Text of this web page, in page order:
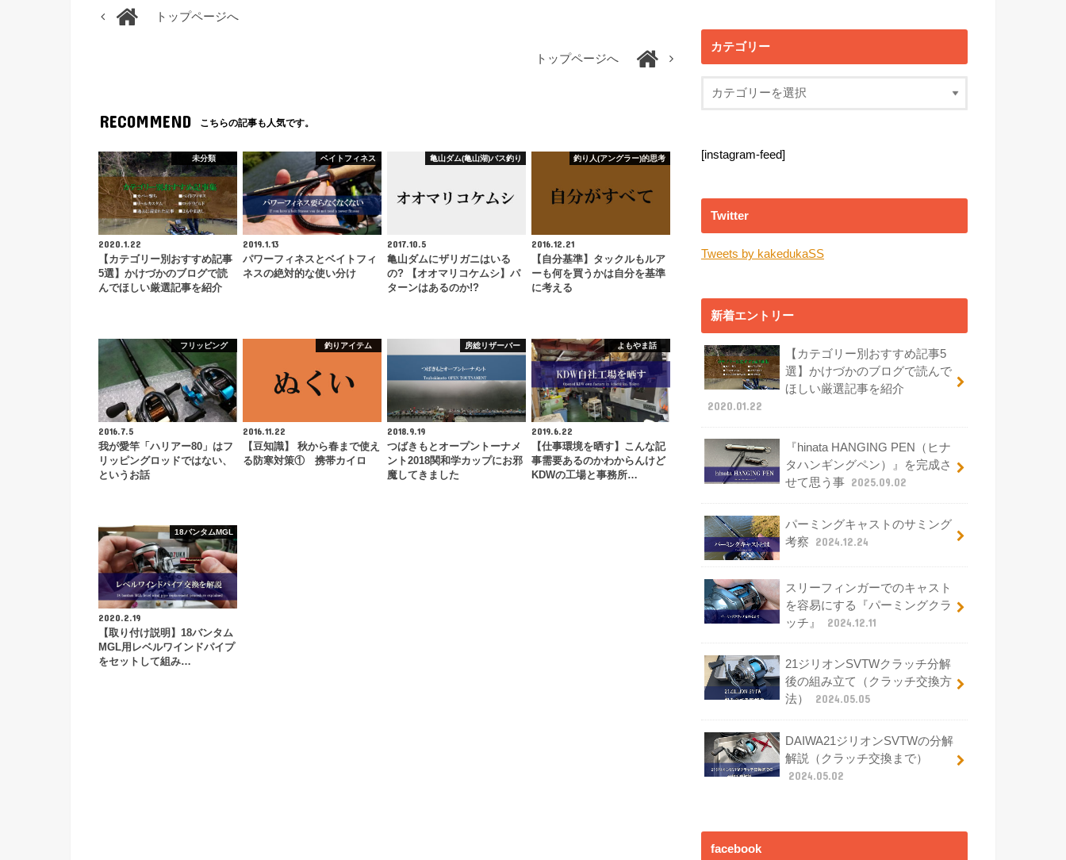
トップページへ
トップページへ
RECOMMEND こちらの記事も人気です。
未分類
2020.1.22
【カテゴリー別おすすめ記事
5選】かけづかのブログで読
んでほしい厳選記事を紹介
ベイトフィネス
2019.1.13
パワーフィネスとベイトフィ
ネスの絶対的な使い分け
亀山ダム(亀山湖)バス釣り
2017.10.5
亀山ダムにザリガニはいる
の? 【オオマリコケムシ】パ
ターンはあるのか!?
釣り人(アングラー)的思考
2016.12.21
【自分基準】タックルもルア
ーも何を買うかは自分を基準
に考える
フリッピング
2016.7.5
我が愛竿「ハリアー80」はフ
リッピングロッドではない、
というお話
釣りアイテム
2016.11.22
【豆知識】 秋から春まで使え
る防寒対策① 携帯カイロ
房総リザーバー
2018.9.19
つばきもとオープントーナメ
ント2018関和学カップにお邪
魔してきました
よもやま話
2019.6.22
【仕事環境を晒す】こんな記
事需要あるのかわからんけど
KDWの工場と事務所…
18バンタムMGL
2020.2.19
【取り付け説明】18バンタム
MGL用レベルワインドパイプ
をセットして組み…
カテゴリー
[instagram-feed]
Twitter
Tweets by kakedukaSS
新着エントリー
【カテゴリー別おすすめ記事5
選】かけづかのブログで読んで
ほしい厳選記事を紹介
2020.01.22
『hinata HANGING PEN（ヒナ
タハンギングペン）』を完成さ
せて思う事 2025.09.02
パーミングキャストのサミング
考察
2024.12.24
スリーフィンガーでのキャスト
を容易にする『パーミングクラ
ッチ』
2024.12.11
21ジリオンSVTWクラッチ分解
後の組み立て（クラッチ交換方
法）
2024.05.05
DAIWA21ジリオンSVTWの分解
解説（クラッチ交換まで）
2024.05.02
facebook